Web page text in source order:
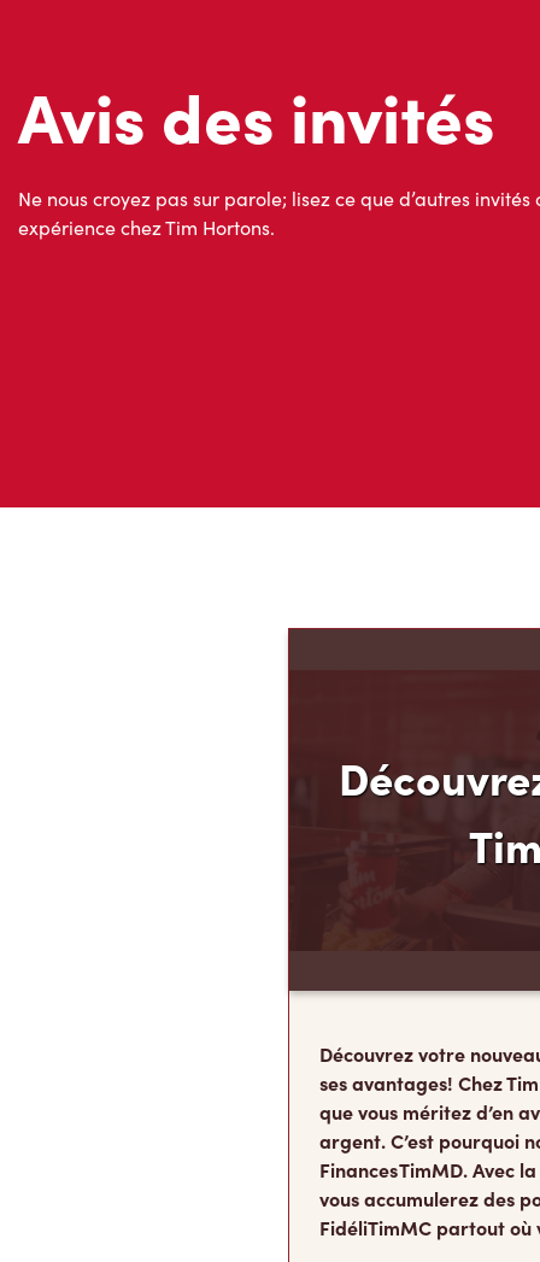
Avis des invités
Ne nous croyez pas sur parole; lisez ce que d’autres
Découvrez votre
ses avantages! Chez
que vous méritez d’en
argent. C’est pourquoi
Finances TimMD. Avec